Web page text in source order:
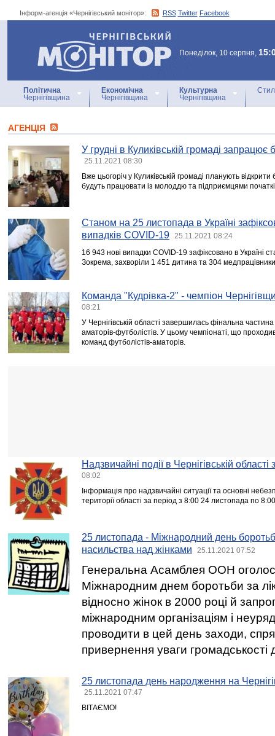
Інформ-агенція «Чернігівський монітор»: RSS Twitter Facebook
Інформ-агенція
«Чернігівський монітор»
Понеділок, 10 серпня,
Політична
Чернігівщина
Економічна
Чернігівщина
Культурна
Чернігівщина
АГЕНЦIЯ
У грудні в Куликівській громаді запрацює
25.11.2021 08:30
Вже цьогоріч у Куликівській громаді планують відкрити
будуть працювати із молоддю та підприємцями
Станом на 25 листопада в Україні
випадків COVID-19
25.11.2021 08:24
16 943 нові випадки COVID-19 зафіксовано в Україні
Зокрема, захворіли 1 451 дитина та 304
Команда "Кудрівка-2" - чемпіон
08:21
У Чернігівській області завершилась фінальна
аматорів-футболістів. У цьому чемпіонаті, що
команд футболістів-аматорів.
Надзвичайні події в Чернігівській
08:02
Інформація про надзвичайні ситуації та основні
території області за період з 8:00 24 листопада по
25 листопада - Міжнародний день
насильства над жінками
25.11.2021 07:52
Генеральна Асамблея ООН
Міжнародним днем боротьби за
відносно жінок в 2000 році й
міжнародним організаціям і
проводити в цей день заходи,
привернення уваги громадськості
25 листопада день народження на
25.11.2021 07:47
ВІТАЄМО!